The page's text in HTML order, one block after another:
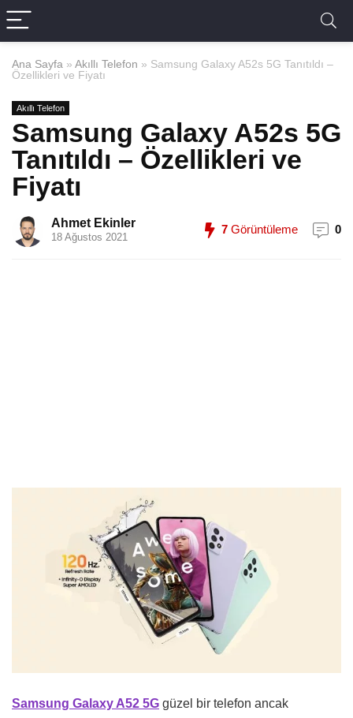
Ana Sayfa » Akıllı Telefon » Samsung Galaxy A52s 5G Tanıtıldı –
Özellikleri ve Fiyatı
Akıllı Telefon
Samsung Galaxy A52s 5G
Tanıtıldı – Özellikleri ve
Fiyatı
Ahmet Ekinler
18 Ağustos 2021
7 Görüntüleme 0
Samsung Galaxy A52 5G güzel bir telefon ancak